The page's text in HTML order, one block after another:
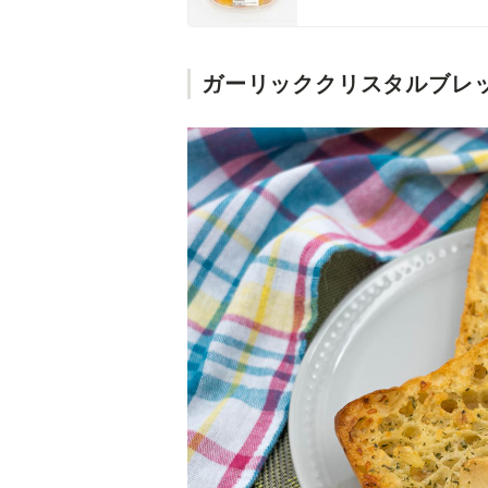
ガーリッククリスタルブレ